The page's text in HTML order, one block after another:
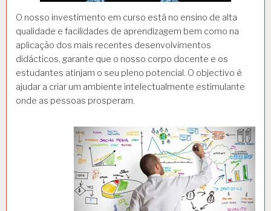
O nosso investimento em curso está no ensino de alta
qualidade e facilidades de aprendizagem bem como na
aplicação dos mais recentes desenvolvimentos
didácticos, garante que o nosso corpo docente e os
estudantes atinjam o seu pleno potencial. O objectivo é
ajudar a criar um ambiente intelectualmente estimulante
onde as pessoas prosperam.